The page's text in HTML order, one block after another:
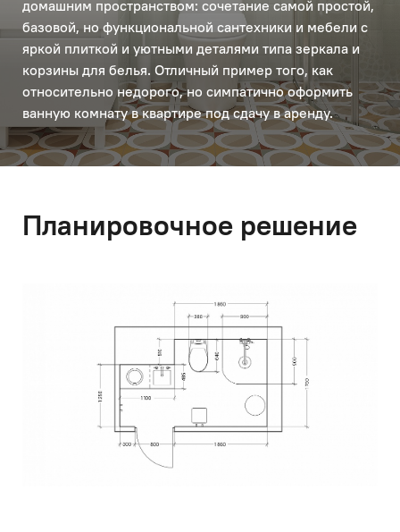
домашним пространством: сочетание самой простой,
базовой, но функциональной сантехники и мебели с
яркой плиткой и уютными деталями типа зеркала и
корзины для белья. Отличный пример того, как
относительно недорого, но симпатично оформить
ванную комнату в квартире под сдачу в аренду.
Планировочное решение